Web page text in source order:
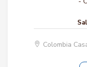
Colombia